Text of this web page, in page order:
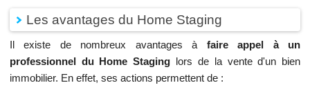
Les avantages du Home Staging
Il existe de nombreux avantages à faire appel à un
professionnel du Home Staging lors de la vente d'un bien
immobilier. En effet, ses actions permettent de :